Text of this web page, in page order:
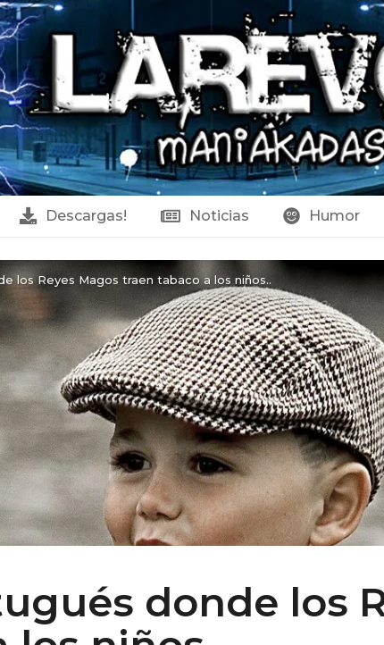
Descargas! Noticias Humor
los Reyes Magos traen tabaco a los niños..
donde los